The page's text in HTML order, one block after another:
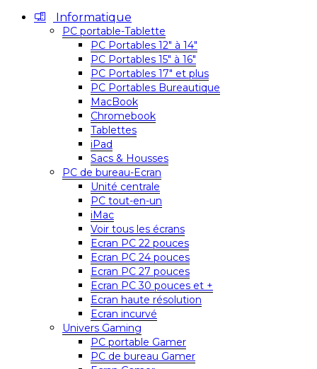
Informatique
PC portable-Tablette
PC Portables 12″ à 14″
PC Portables 15″ à 16″
PC Portables 17″ et plus
PC Portables Bureautique
MacBook
Chromebook
Tablettes
iPad
Sacs & Housses
PC de bureau-Ecran
Unité centrale
PC tout-en-un
iMac
Voir tous les écrans
Ecran PC 22 pouces
Ecran PC 24 pouces
Ecran PC 27 pouces
Ecran PC 30 pouces et +
Ecran haute résolution
Ecran incurvé
Univers Gaming
PC portable Gamer
PC de bureau Gamer